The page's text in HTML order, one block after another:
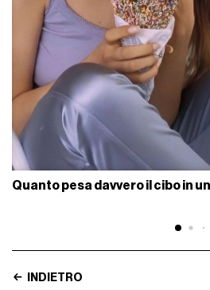
Quanto pesa davvero il cibo in
INDIETRO